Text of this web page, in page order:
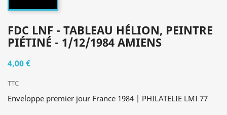
FDC LNF - TABLEAU HÉLION, PEINTRE
PIÉTINÉ - 1/12/1984 AMIENS
4,00 €
TTC
Enveloppe premier jour France 1984 | PHILATELIE LMI 77